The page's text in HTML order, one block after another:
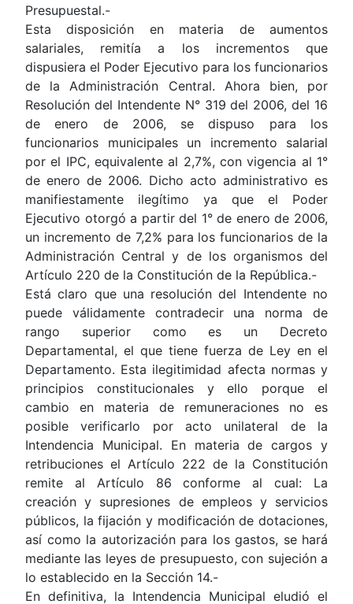
Presupuestal.-
Esta disposición en materia de aumentos
salariales, remitía a los incrementos que
dispusiera el Poder Ejecutivo para los funcionarios
de la Administración Central. Ahora bien, por
Resolución del Intendente N° 319 del 2006, del 16
de enero de 2006, se dispuso para los
funcionarios municipales un incremento salarial
por el IPC, equivalente al 2,7%, con vigencia al 1°
de enero de 2006. Dicho acto administrativo es
manifiestamente ilegítimo ya que el Poder
Ejecutivo otorgó a partir del 1° de enero de 2006,
un incremento de 7,2% para los funcionarios de la
Administración Central y de los organismos del
Artículo 220 de la Constitución de la República.-
Está claro que una resolución del Intendente no
puede válidamente contradecir una norma de
rango superior como es un Decreto
Departamental, el que tiene fuerza de Ley en el
Departamento. Esta ilegitimidad afecta normas y
principios constitucionales y ello porque el
cambio en materia de remuneraciones no es
posible verificarlo por acto unilateral de la
Intendencia Municipal. En materia de cargos y
retribuciones el Artículo 222 de la Constitución
remite al Artículo 86 conforme al cual: La
creación y supresiones de empleos y servicios
públicos, la fijación y modificación de dotaciones,
así como la autorización para los gastos, se hará
mediante las leyes de presupuesto, con sujeción a
lo establecido en la Sección 14.-
En definitiva, la Intendencia Municipal eludió el